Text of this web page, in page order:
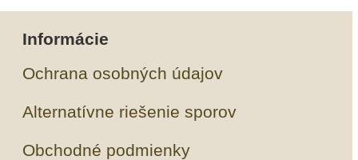
Informácie
Ochrana osobných údajov
Alternatívne riešenie sporov
Obchodné podmienky